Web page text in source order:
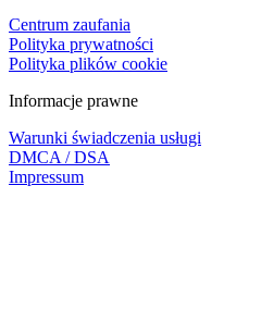
Centrum zaufania
Polityka prywatności
Polityka plików cookie
Informacje prawne
Warunki świadczenia usługi
DMCA / DSA
Impressum